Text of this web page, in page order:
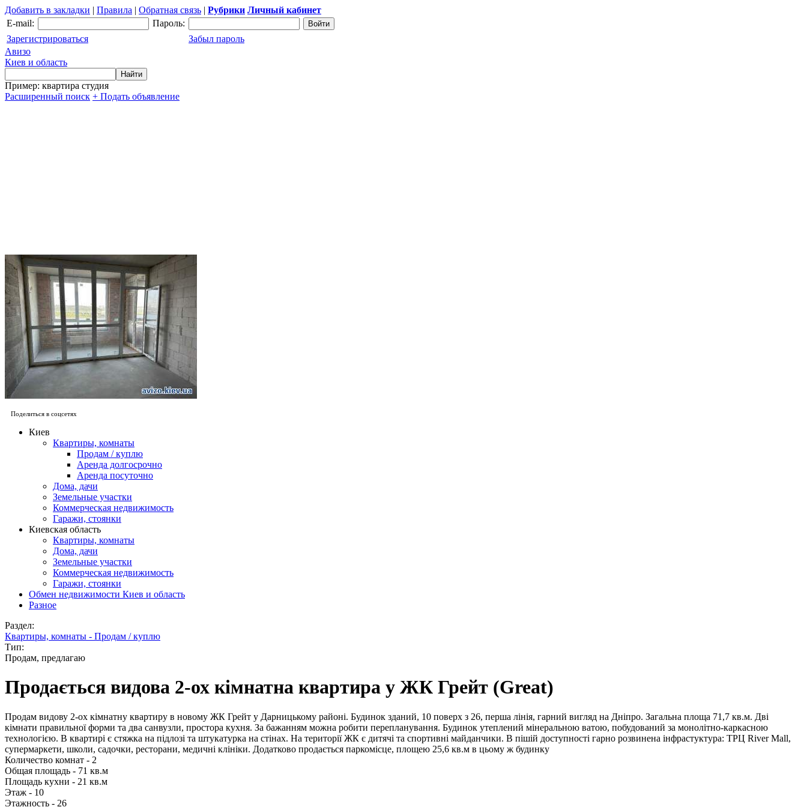
Добавить в закладки | Правила | Обратная связь | Рубрики Личный кабинет
E-mail:
Пароль:
Зарегистрироваться
Забыл пароль
Авизо
Киев и область
Пример: квартира студия
Расширенный поиск + Подать объявление
Поделиться в соцсетях
Киев
Квартиры, комнаты
Продам / куплю
Аренда долгосрочно
Аренда посуточно
Дома, дачи
Земельные участки
Коммерческая недвижимость
Гаражи, стоянки
Киевская область
Квартиры, комнаты
Дома, дачи
Земельные участки
Коммерческая недвижимость
Гаражи, стоянки
Обмен недвижимости Киев и область
Разное
Раздел:
Квартиры, комнаты - Продам / куплю
Тип:
Продам, предлагаю
Продається видова 2-ох кімнатна квартира у ЖК Грейт (Great)
Продам видову 2-ох кімнатну квартиру в новому ЖК Грейт у Дарницькому районі. Будинок зданий, 10 поверх з 26, перша лінія, гарний вигляд на Дніпро. Загальна площа 71,7 кв.м. Дві
кімнати правильної форми та два санвузли, простора кухня. За бажанням можна робити перепланування. Будинок утеплений мінеральною ватою, побудований за монолітно-каркасною
технологією. В квартирі є стяжка на підлозі та штукатурка на стінах. На території ЖК є дитячі та спортивні майданчики. В пішій доступності гарно розвинена інфрастуктура: ТРЦ River Mall,
супермаркети, школи, садочки, ресторани, медичні клініки. Додатково продається паркомісце, площею 25,6 кв.м в цьому ж будинку
Количество комнат - 2
Общая площадь - 71 кв.м
Площадь кухни - 21 кв.м
Этаж - 10
Этажность - 26